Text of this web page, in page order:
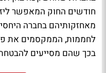
חודשים החוק המאפשר
מאחזקותיהם בחברה
לחממות, הממקסמים את
בכך שהם מסייעים להבטחת